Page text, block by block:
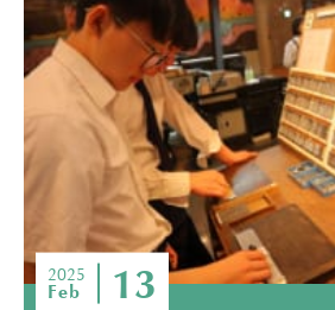
2025
Feb 13